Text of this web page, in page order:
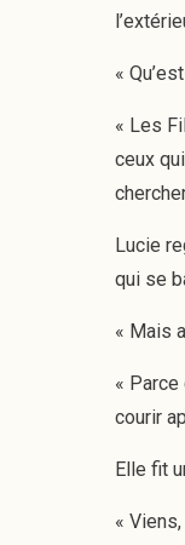
«
« Les
ceux
Lucie
qui se
« Mais
«
courir
Elle fit
«